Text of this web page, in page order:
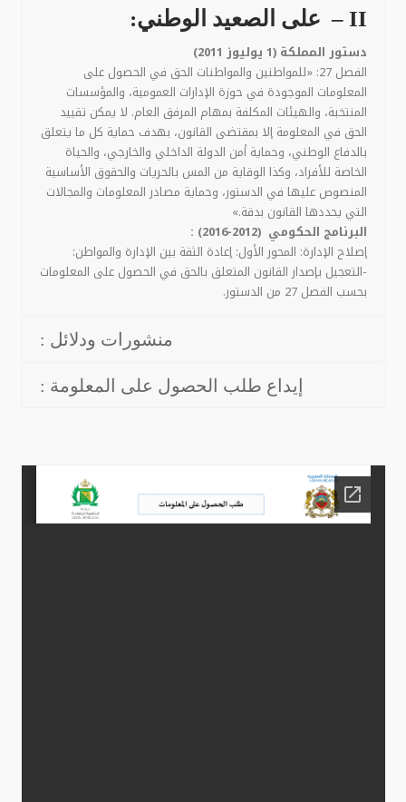
II – على الصعيد الوطني:
دستور المملكة (1 يوليوز 2011)
الفصل 27: «للمواطنين والمواطنات الحق في الحصول على
المعلومات الموجودة في حوزة الإدارات العمومية، والمؤسسات
المنتخبة، والهيئات المكلفة بمهام المرفق العام. لا يمكن تقييد
الحق في المعلومة إلا بمقتضى القانون، بهدف حماية كل ما يتعلق
بالدفاع الوطني، وحماية أمن الدولة الداخلي والخارجي، والحياة
الخاصة للأفراد، وكذا الوقاية من المس بالحريات والحقوق الأساسية
المنصوص عليها في الدستور، وحماية مصادر المعلومات والمجالات
التي يحددها القانون بدقة.»
البرنامج الحكومي (2012-2016) :
إصلاح الإدارة: المحور الأول: إعادة الثقة بين الإدارة والمواطن:
-التعجيل بإصدار القانون المتعلق بالحق في الحصول على المعلومات
بحسب الفصل 27 من الدستور.
منشورات ودلائل :
إيداع طلب الحصول على المعلومة :